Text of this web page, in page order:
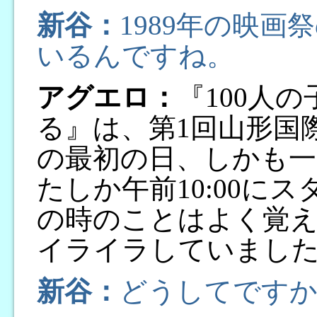
新谷： 1989年の映画
いるんですね。
アグエロ：
『100人
る』は、第1回山形国
の最初の日、しかも
たしか午前10:00にス
の時のことはよく覚
イライラしていまし
新谷： どうしてです